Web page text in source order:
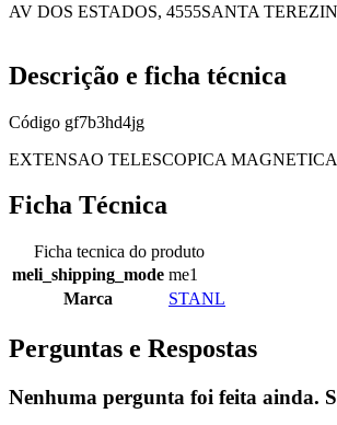
AV DOS ESTADOS, 4555SANTA
Descrição e ficha técnica
Código gf7b3hd4jg
EXTENSAO TELESCOPICA
Ficha Técnica
Ficha tecnica do produto
meli_shipping_mode me1
Marca
STANL
Perguntas e Respostas
Nenhuma pergunta foi feita ainda.